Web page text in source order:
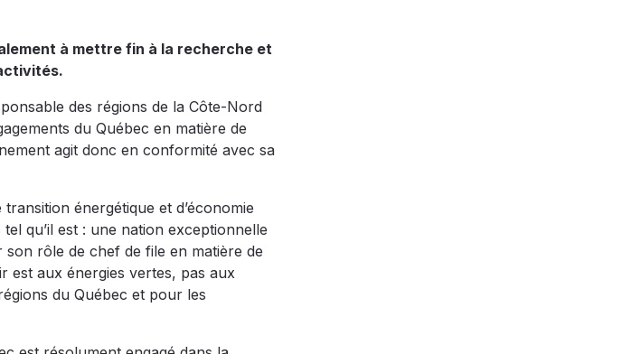
à mettre fin à la recherche et
des régions de la Côte-Nord
du Québec en matière de
agit donc en conformité avec sa
énergétique et d’économie
qu’il est : une nation exceptionnelle
son rôle de chef de file en matière de
est aux énergies vertes, pas aux
du Québec et pour les